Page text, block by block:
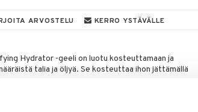
ARVOSTELU KERRO YSTÄVÄLLE
Hydrator -geeli on luotu kosteuttamaan ja
talia ja öljyä. Se kosteuttaa ihon jättämällä
puhdistavat ihohuokosia ja poistavat kuolleita